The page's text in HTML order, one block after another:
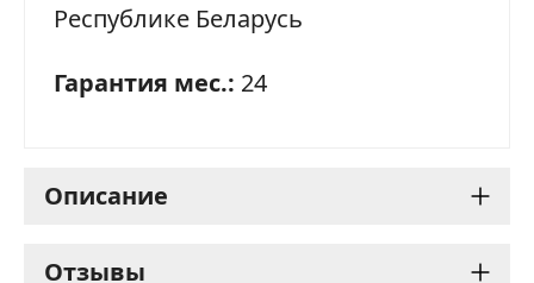
Республике Беларусь
Гарантия мес.: 24
Описание
Варочная панель Gefest
Отзывы